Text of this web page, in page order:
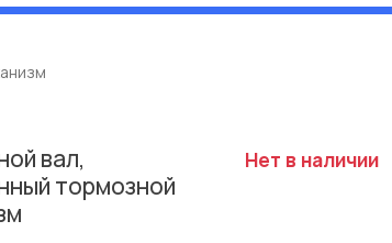
вал,
тормозной
Нет в наличии